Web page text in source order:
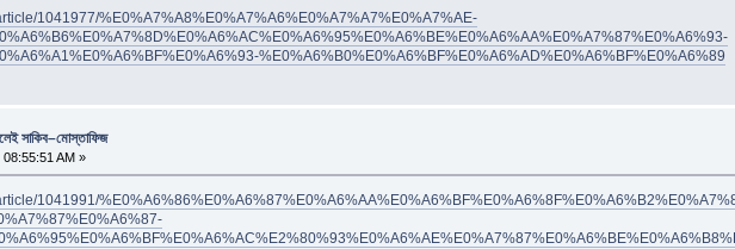
1041977/%E0%A7%A8%E0%A7%A6%E0%A7%A7%E0%A7%AE-
%E0%A6%B0%E0%A6%BF%E0%A6%AD%E0%A6%BF%E0%A6%89
সাকিব–মোস্তাফিজ
AM »
1041991/